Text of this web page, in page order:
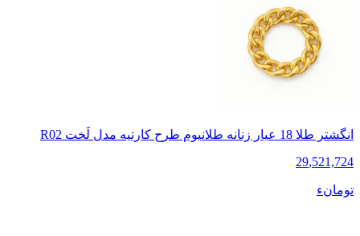
انگشتر طلا 18 عیار زنانه طلانیوم طرح کارتیه مدل لَخت R02
29,521,724
تومانء